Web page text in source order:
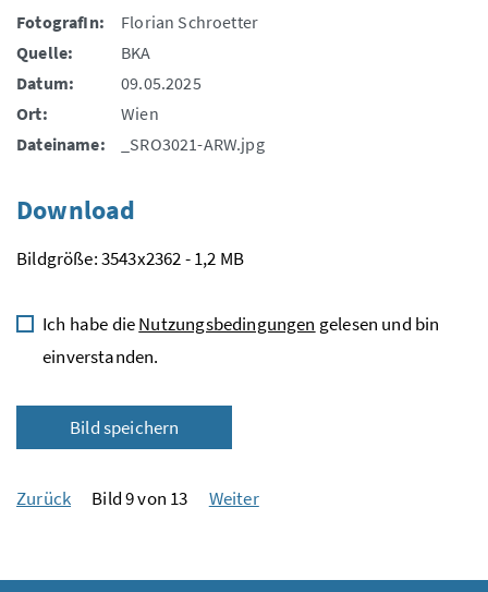
FotografIn:
Florian Schroetter
Quelle:
BKA
Datum:
09.05.2025
Ort:
Wien
Dateiname:
_SRO3021-ARW.jpg
Download
Bildgröße: 3543x2362 - 1,2 MB
Ich habe dieNutzungsbedingungen gelesen und bin
einverstanden.
Bild speichern
Zurück Bild 9 von 13 Weiter